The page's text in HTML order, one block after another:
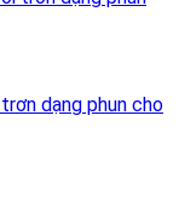
dạng phun cho